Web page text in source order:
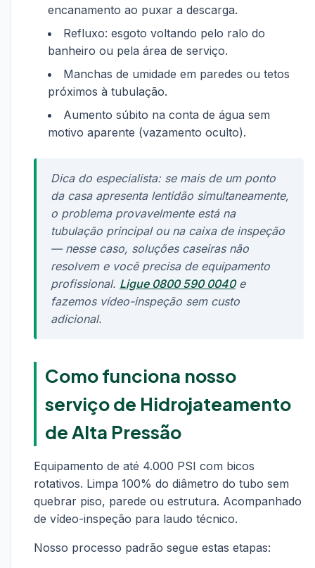
encanamento ao puxar a descarga.
Refluxo: esgoto voltando pelo ralo do
banheiro ou pela área de serviço.
Manchas de umidade em paredes ou tetos
próximos à tubulação.
Aumento súbito na conta de água sem
motivo aparente (vazamento oculto).
Dica do especialista: se mais de um ponto
da casa apresenta lentidão simultaneamente,
o problema provavelmente está na
tubulação principal ou na caixa de inspeção
— nesse caso, soluções caseiras não
resolvem e você precisa de equipamento
profissional. Ligue 0800 590 0040e
fazemos vídeo-inspeção sem custo
adicional.
Como funciona nosso
serviço de Hidrojateamento
de Alta Pressão
Equipamento de até 4.000 PSI com bicos
rotativos. Limpa 100% do diâmetro do tubo sem
quebrar piso, parede ou estrutura. Acompanhado
de vídeo-inspeção para laudo técnico.
Nosso processo padrão segue estas etapas: